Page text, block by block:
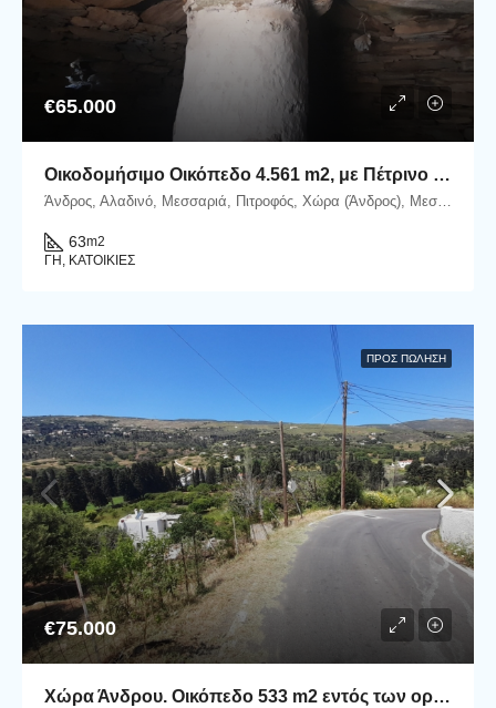
€65.000
Οικοδομήσιμο Οικόπεδο 4.561 m2, με Πέτρινο Κονάκι 63 m2, στη Μεσσαριά Άνδρου
Άνδρος, Αλαδινό, Μεσσαριά, Πιτροφός, Χώρα (Άνδρος), Μεσαριά-Αλαδινό, Δήμος Άνδρου, Περιφερειακή Ενότητα Άνδρου, Περιφέρεια Νοτίου Αιγαίου, Αποκεντρωμένη Διοίκηση Αιγαίου, 845 00, Ελλάδα
63m2
ΓΗ, ΚΑΤΟΙΚΊΕΣ
ΠΡΟΣ ΠΏΛΗΣΗ
€75.000
Χώρα Άνδρου. Οικόπεδο 533 m2 εντός των ορίων του οικισμού προσβάσιμο με αυτοκίνητο.